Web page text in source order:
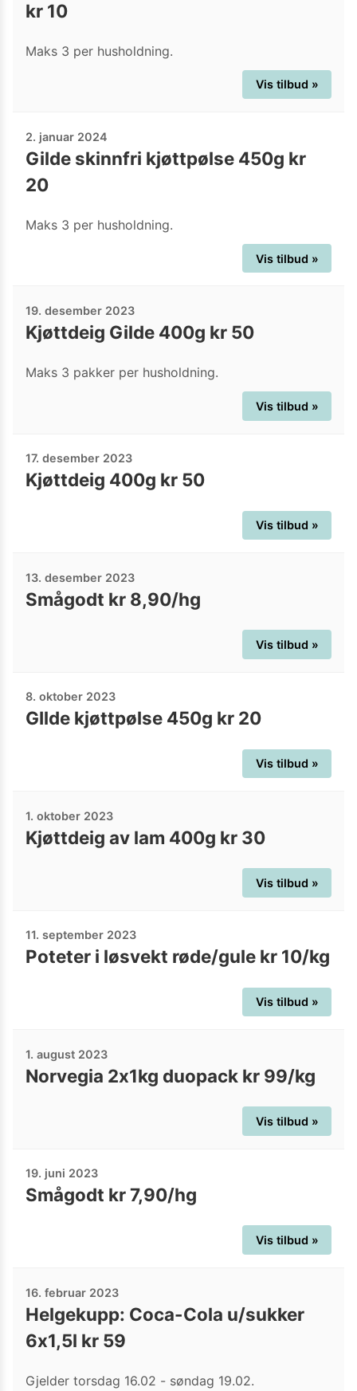
kr 10
Maks 3 per husholdning.
Vis tilbud »
2. januar 2024
Gilde skinnfri kjøttpølse 450g kr
20
Maks 3 per husholdning.
Vis tilbud »
19. desember 2023
Kjøttdeig Gilde 400g kr 50
Maks 3 pakker per husholdning.
Vis tilbud »
17. desember 2023
Kjøttdeig 400g kr 50
Vis tilbud »
13. desember 2023
Smågodt kr 8,90/hg
Vis tilbud »
8. oktober 2023
GIlde kjøttpølse 450g kr 20
Vis tilbud »
1. oktober 2023
Kjøttdeig av lam 400g kr 30
Vis tilbud »
11. september 2023
Poteter i løsvekt røde/gule kr 10/kg
Vis tilbud »
1. august 2023
Norvegia 2x1kg duopack kr 99/kg
Vis tilbud »
19. juni 2023
Smågodt kr 7,90/hg
Vis tilbud »
16. februar 2023
Helgekupp: Coca-Cola u/sukker
6x1,5l kr 59
Gjelder torsdag 16.02 - søndag 19.02.